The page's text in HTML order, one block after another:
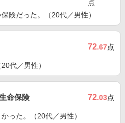
点
険だった。（20代／男性）
72.67点
代／男性）
命保険 72.03点
った。（20代／男性）